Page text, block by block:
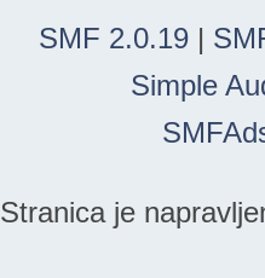
SMF 2.0.19 |
Simple
Stranica je